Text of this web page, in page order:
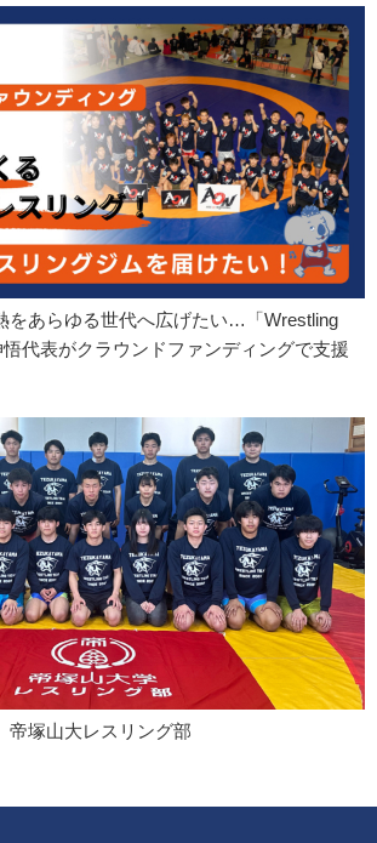
をあらゆる世代へ広げたい…「Wrestling
代表がクラウンドファンディングで支援
帝塚山大レスリング部